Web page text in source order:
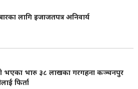
लागि इजाजतपत्र अनिवार्य
भएका भारु ३८ लाखका गरगहना कञ्चनपुर
फिर्ता